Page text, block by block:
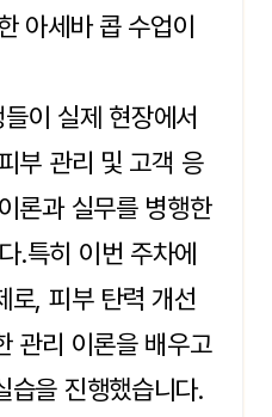
아세바 콥 수업이
이 실제 현장에서
부 관리 및 고객 응
론과 실무를 병행한
.특히 이번 주차에
로, 피부 탄력 개선
관리 이론을 배우고
습을 진행했습니다.